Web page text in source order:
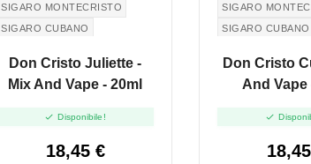
SIGARO MONTECRISTO
SIGARO CUBANO
Don Cristo Juliette -
Mix And Vape - 20ml
 Disponibile!
18,45 €
SIGARO
SIGARO CUBANO
Don Cristo Cuba
And Vape
